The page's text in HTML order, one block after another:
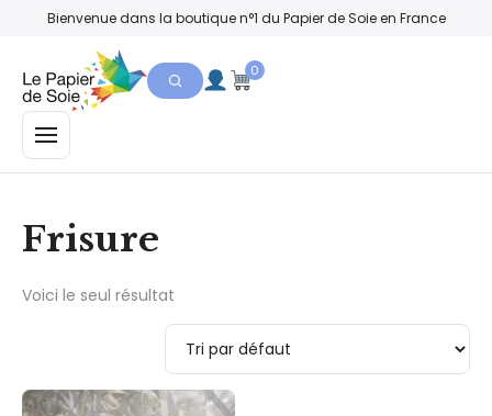
Bienvenue dans la boutique n°1 du Papier de Soie en France
MENU
0
Frisure
Voici le seul résultat